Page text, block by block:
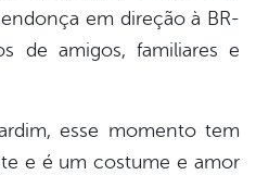
em direção à BR-
de amigos, familiares e
esse momento tem
e é um costume e amor